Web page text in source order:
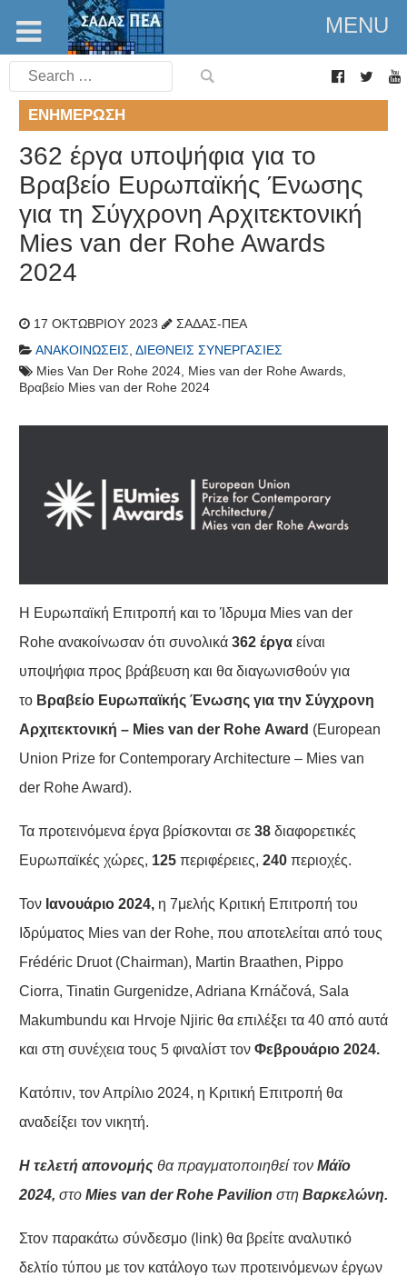
MENU
Search
for:
ΕΝΗΜΈΡΩΣΗ
362 έργα υποψήφια για το
Βραβείο Ευρωπαϊκής Ένωσης
για τη Σύγχρονη Αρχιτεκτονική
Mies van der Rohe Awards
2024
17 ΟΚΤΩΒΡΊΟΥ 2023
ΣΑΔΑΣ-ΠΕΑ
ΑΝΑΚΟΙΝΏΣΕΙΣ, ΔΙΕΘΝΕΊΣ ΣΥΝΕΡΓΑΣΊΕΣ
Mies Van Der Rohe 2024, Mies van der Rohe Awards,
Βραβείο Mies van der Rohe 2024
Η Ευρωπαϊκή Επιτροπή και το Ίδρυμα Mies van der
Rohe ανακοίνωσαν ότι συνολικά 362 έργα είναι
υποψήφια προς βράβευση και θα διαγωνισθούν για
το Βραβείο Ευρωπαϊκής Ένωσης για την Σύγχρονη
Αρχιτεκτονική – Mies van der Rohe Award (European
Union Prize for Contemporary Architecture – Mies van
der Rohe Award).
Τα προτεινόμενα έργα βρίσκονται σε 38διαφορετικές
Ευρωπαϊκές χώρες, 125 περιφέρειες, 240 περιοχές.
Τον Ιανουάριο 2024, η 7μελής Κριτική Επιτροπή του
Ιδρύματος Mies van der Rohe, που αποτελείται από τους
Frédéric Druot (Chairman), Martin Braathen, Pippo
Ciorra, Tinatin Gurgenidze, Adriana Krnáčová, Sala
Makumbundu και Hrvoje Njiric θα επιλέξει τα 40 από αυτά
και στη συνέχεια τους 5 φιναλίστ τον Φεβρουάριο 2024.
Κατόπιν, τον Απρίλιο 2024, η Κριτική Επιτροπή θα
αναδείξει τον νικητή.
Η τελετή απονομής θα πραγματοποιηθεί τονΜάϊο
2024, στο Mies van der Rohe Pavilion στη Βαρκελώνη.
Στον παρακάτω σύνδεσμο (link) θα βρείτε αναλυτικό
δελτίο τύπου με τον κατάλογο των προτεινόμενων έργων